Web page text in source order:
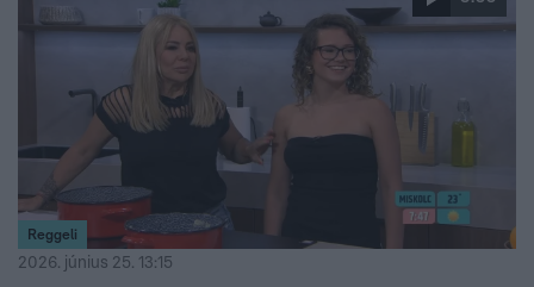
Reggeli
2026. június 25. 13:15